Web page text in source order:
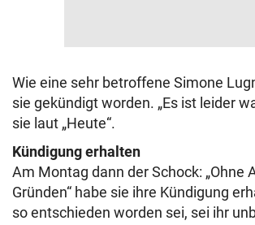
Wie eine sehr betroffene Simone
sie gekündigt worden. „Es ist leider
sie laut „Heute“.
Kündigung erhalten
Am Montag dann der Schock: „Ohne
Gründen“ habe sie ihre Kündigung
so entschieden worden sei, sei ihr